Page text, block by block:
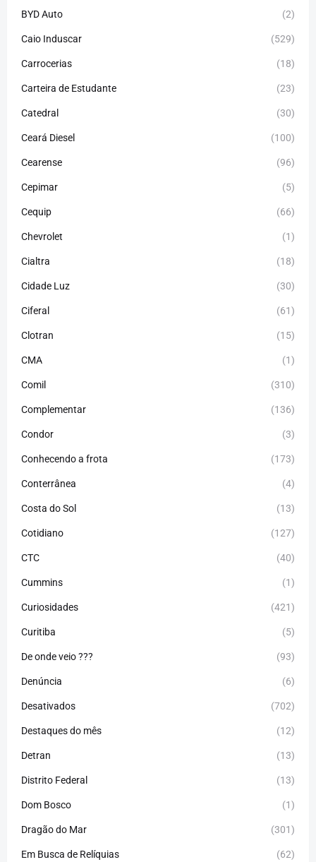
BYD Auto (2)
Caio Induscar (529)
Carrocerias (18)
Carteira de Estudante (23)
Catedral (30)
Ceará Diesel (100)
Cearense (96)
Cepimar (5)
Cequip (66)
Chevrolet (1)
Cialtra (18)
Cidade Luz (30)
Ciferal (61)
Clotran (15)
CMA (1)
Comil (310)
Complementar (136)
Condor (3)
Conhecendo a frota (173)
Conterrânea (4)
Costa do Sol (13)
Cotidiano (127)
CTC (40)
Cummins (1)
Curiosidades (421)
Curitiba (5)
De onde veio ??? (93)
Denúncia (6)
Desativados (702)
Destaques do mês (12)
Detran (13)
Distrito Federal (13)
Dom Bosco (1)
Dragão do Mar (301)
Em Busca de Relíquias (62)